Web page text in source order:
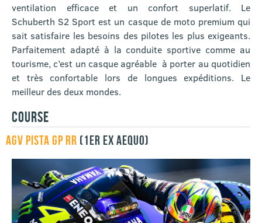
ventilation efficace et un confort superlatif. Le
Schuberth S2 Sport est un casque de moto premium qui
sait satisfaire les besoins des pilotes les plus exigeants.
Parfaitement adapté à la conduite sportive comme au
tourisme, c’est un casque agréable à porter au quotidien
et très confortable lors de longues expéditions. Le
meilleur des deux mondes.
COURSE
AGV PISTA GP RR (1ER EX AEQUO)